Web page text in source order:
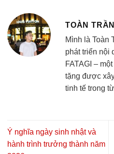
TOÀN TRẦN
Mình là Toàn
phát triển nội
FATAGI –
tặng được
tinh tế trong
Ý nghĩa ngày sinh nhật và
hành trình trưởng thành năm